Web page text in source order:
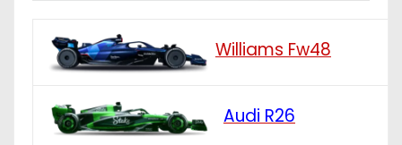
Williams Fw48
Audi R26